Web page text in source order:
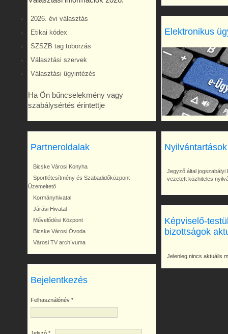
2026. évi választás
Etikai kódex
SZSZB tag toborzás
Választási szervek
Választási ügyintézés
Ha Ön bűncselekmény vagy
szabálysértés érintettje
Partneroldalak
Bicske Városi Konyha
Sportlétesítmény és Szabadidőközpont
Üzemeltető
Kormányhivatal
Járási Hivatal
Művelődési Központ
Bicske Városi Óvoda
Városi TV archívuma
Bejelentkezés
Felhasználónév *
Elektronikus
Nyilvántartások
Jegyző által jogszabályi
vezetett közhiteles
Képviselő-
bizottságok
Jelenleg nincs aktuális